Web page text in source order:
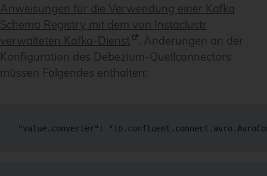
Anweisungen für die Verwendung einer Kafka
Schema Registry mit dem von Instaclustr
verwalteten Kafka-Dienst
. Änderungen an der
Konfiguration des Debezium-Quellconnectors
müssen Folgendes enthalten:
"value.converter":